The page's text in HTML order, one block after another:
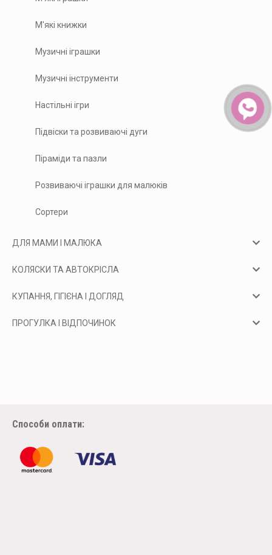
М'які книжки
Музичні іграшки
Музичні інструменти
Настільні ігри
Підвіски та розвиваючі дуги
Піраміди та пазли
Розвиваючі іграшки для малюків
Сортери
ДЛЯ МАМИ І МАЛЮКА
КОЛЯСКИ ТА АВТОКРІСЛА
КУПАННЯ, ГІГІЄНА І ДОГЛЯД
ПРОГУЛКА І ВІДПОЧИНОК
Способи оплати: